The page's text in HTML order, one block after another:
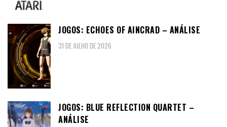
JOGOS: ECHOES OF AINCRAD – ANÁLISE
31 DE JULHO DE 2026
JOGOS: BLUE REFLECTION QUARTET –
ANÁLISE